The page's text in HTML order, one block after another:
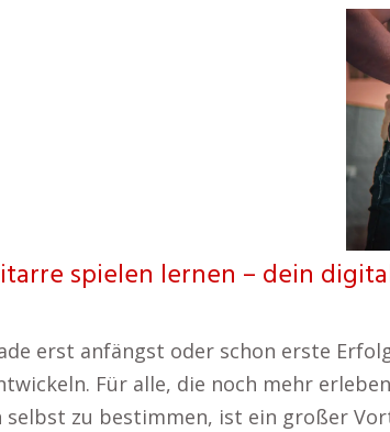
spielen lernen – dein
erst anfängst oder schon erste
Für alle, die noch mehr
selbst zu bestimmen, ist ein großer